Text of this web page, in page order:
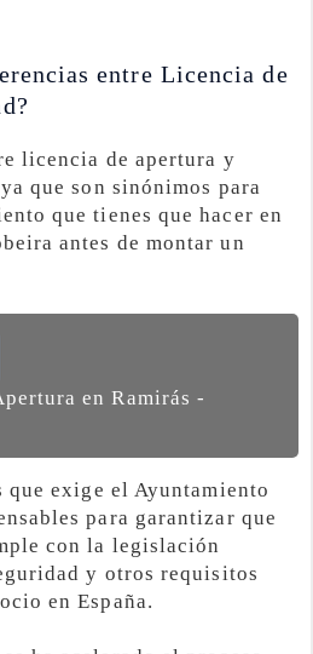
entre Licencia de
licencia de apertura y
que son sinónimos para
que tienes que hacer en
antes de montar un
en Ramirás -
exige el Ayuntamiento
para garantizar que
con la legislación
y otros requisitos
en España.